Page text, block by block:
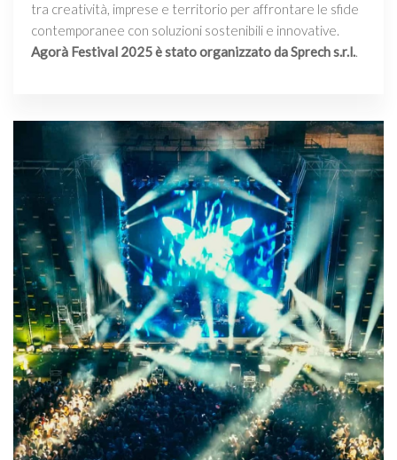
tra creatività, imprese e territorio per affrontare le sfide
contemporanee con soluzioni sostenibili e innovative.
Agorà Festival 2025 è stato organizzato da Sprech s.r.l..